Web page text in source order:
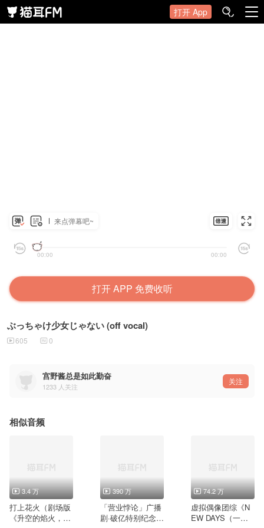
打开 App
来点弹幕吧~
00:00 00:00
打开 APP 免费收听
ぶっちゃけ少女じゃない (off vocal)
605 0
宫野酱总是如此勤奋
1233 人关注
关注
相似音频
3.4 万
打上花火（剧场版
《升空的焰火，从
390 万
「营业悖论」广播
剧·破亿特别纪念曲
74.2 万
虚拟偶像团综《N
EW DAYS（一起